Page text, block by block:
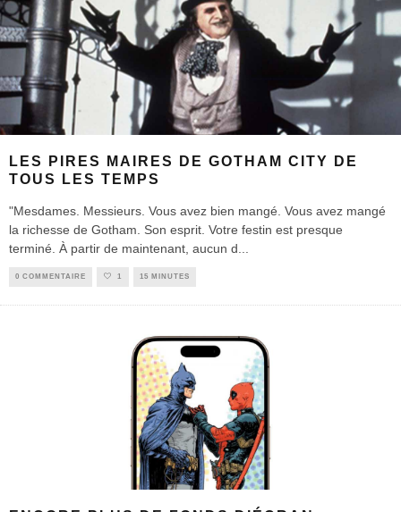
LES PIRES MAIRES DE GOTHAM CITY DE
TOUS LES TEMPS
"Mesdames. Messieurs. Vous avez bien mangé. Vous avez mangé
la richesse de Gotham. Son esprit. Votre festin est presque
terminé. À partir de maintenant, aucun d
0 COMMENTAIRE 1 15 MINUTES